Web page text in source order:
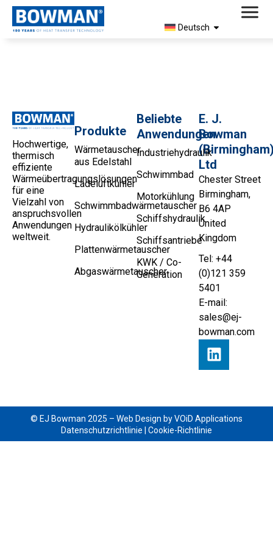
Deutsch
Hochwertige,
thermisch
effiziente
Wärmeübertragungslösungen
für eine
Vielzahl von
anspruchsvollen
Anwendungen
weltweit.
Produkte
Wärmetauscher
aus Edelstahl
Ladeluftkühler
Schwimmbadwärmetauscher
Hydraulikölkühler
Plattenwärmetauscher
Abgaswärmetauscher
Beliebte
Anwendungen
Industriehydraulik
Schwimmbad
Motorkühlung
Schiffshydraulik
Schiffsantriebe
KWK / Co-
Generation
E. J.
Bowman
Ltd
Chester Street
Birmingham,
B6 4AP
United
Kingdom
Tel: +44
(0)121 359
5401
E-mail:
sales@ej-
bowman.com
© EJ Bowman 2025 – Web Design by VOiD Applications
Datenschutzrichtlinie
Cookie-Richtlinie